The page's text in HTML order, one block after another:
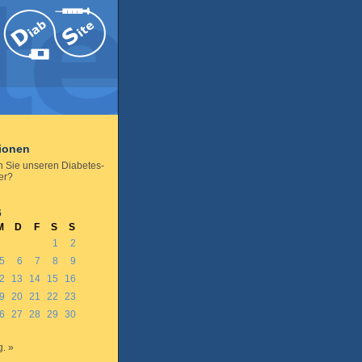
Sie unseren Diabetes-
?
D F S
S
1
2
5 6 7 8
9
13 14 15
16
20 21 22
23
27 28 29
30
»